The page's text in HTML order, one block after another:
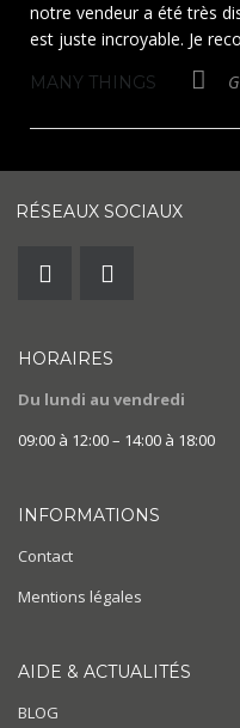
notre vendeur a été très
est juste incroyable. Je
MANY THINGS
RÉSEAUX SOCIAUX
HORAIRES
Du lundi au vendredi
09:00 à 12:00 – 14:00 à 18:00
INFORMATIONS
Contact
Mentions légales
AIDE & ACTUALITÉS
BLOG